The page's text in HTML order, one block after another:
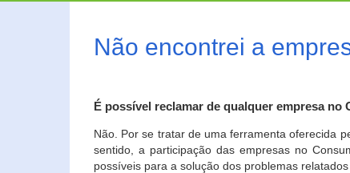
Não encontrei a
É possível reclamar de qualquer empresa no
Não. Por se tratar de uma ferramenta oferecida
sentido, a participação das empresas no
possíveis para a solução dos problemas